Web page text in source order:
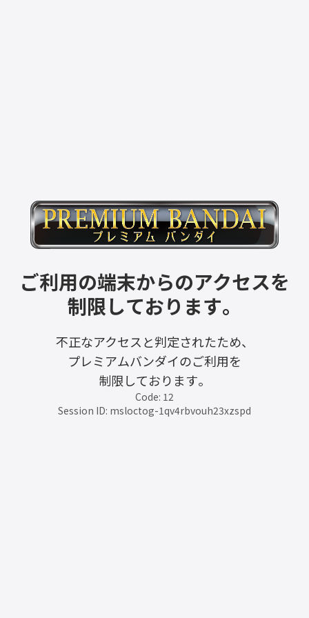
ご利用の端末からのアクセスを
制限しております。
不正なアクセスと判定されたため、
プレミアムバンダイのご利用を
制限しております。
Code: 12
Session ID: msloctog-1qv4rbvouh23xzspd